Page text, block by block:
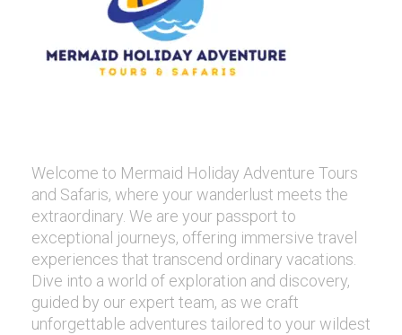
Welcome to Mermaid Holiday Adventure Tours
and Safaris, where your wanderlust meets the
extraordinary. We are your passport to
exceptional journeys, offering immersive travel
experiences that transcend ordinary vacations.
Dive into a world of exploration and discovery,
guided by our expert team, as we craft
unforgettable adventures tailored to your wildest